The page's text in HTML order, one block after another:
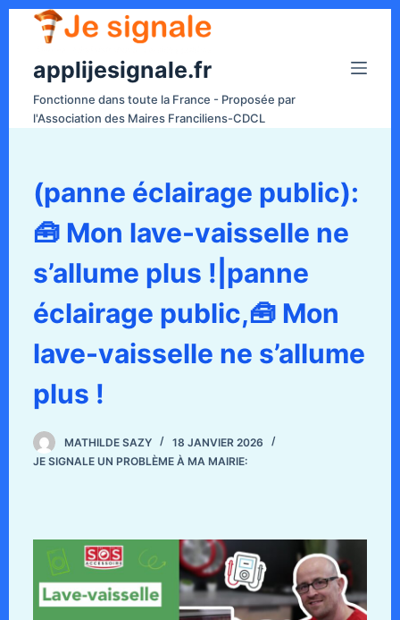
applijesignale.fr
Fonctionne dans toute la France - Proposée par
l'Association des Maires Franciliens-CDCL
(panne éclairage public):
🧰 Mon lave-vaisselle ne
s’allume plus !|panne
éclairage public,🧰 Mon
lave-vaisselle ne s’allume
plus !
MATHILDE SAZY
18 JANVIER 2026
JE SIGNALE UN PROBLÈME À MA MAIRIE: